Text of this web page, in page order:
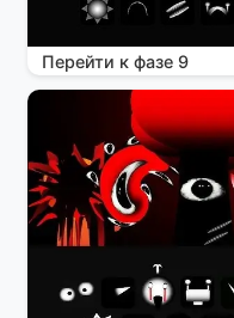
Перейти к фазе 9